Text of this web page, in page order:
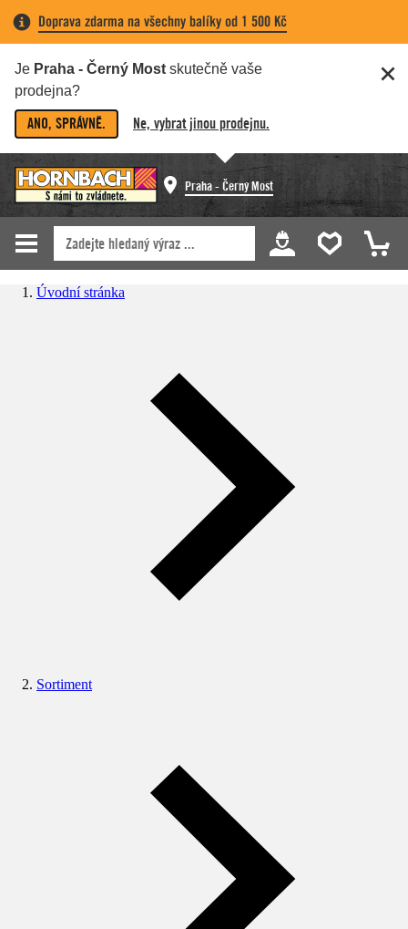
Doprava zdarma na všechny balíky od 1 500 Kč
Je Praha - Černý Most skutečně vaše
prodejna?
ANO, SPRÁVNĚ. Ne, vybrat jinou prodejnu.
Praha - Černý Most
Úvodní stránka
Sortiment